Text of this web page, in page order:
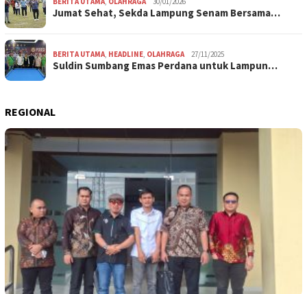
Jumat Sehat, Sekda Lampung Senam Bersama…
BERITA UTAMA HEADLINE OLAHRAGA 27/11/2025
Suldin Sumbang Emas Perdana untuk Lampun…
REGIONAL